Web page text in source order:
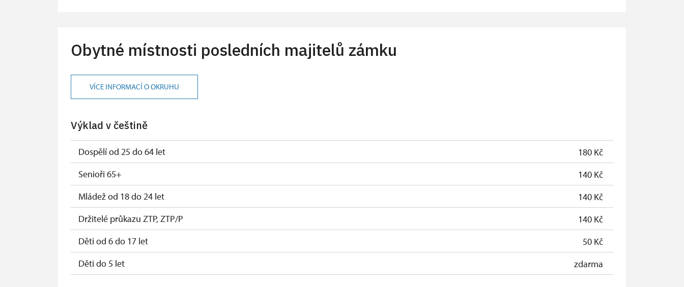
Průkaz ICOMOS*
Jednorázové vstupenky vydané NPÚ
Průkaz zaměstnance NPÚ (+ až 3 rodinní příslušníci)
Průkaz Náš člověk*
zdarma
*platí pouze pro jednu osobu (držitele průkazu)
Obytné místnosti posledních majitelů zámku
VÍCE INFORMACÍ O OKRUHU
Výklad v češtině
Dospělí od 25 do 64 let
180 Kč
Senioři 65+
140 Kč
Mládež od 18 do 24 let
140 Kč
Držitelé průkazu ZTP, ZTP/P
140 Kč
Děti od 6 do 17 let
50 Kč
Děti do 5 let
zdarma